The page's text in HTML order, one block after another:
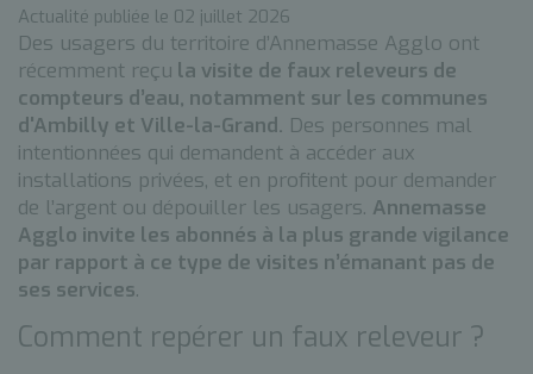
Actualité publiée le 02 juillet 2026
Des usagers du territoire d’Annemasse Agglo ont
récemment reçu la visite de faux releveurs de
compteurs d’eau, notamment sur les communes
d'Ambilly et Ville-la-Grand. Des personnes mal
intentionnées qui demandent à accéder aux
installations privées, et en profitent pour demander
de l’argent ou dépouiller les usagers. Annemasse
Agglo invite les abonnés à la plus grande vigilance
par rapport à ce type de visites n’émanant pas de
ses services.
Comment repérer un faux releveur ?